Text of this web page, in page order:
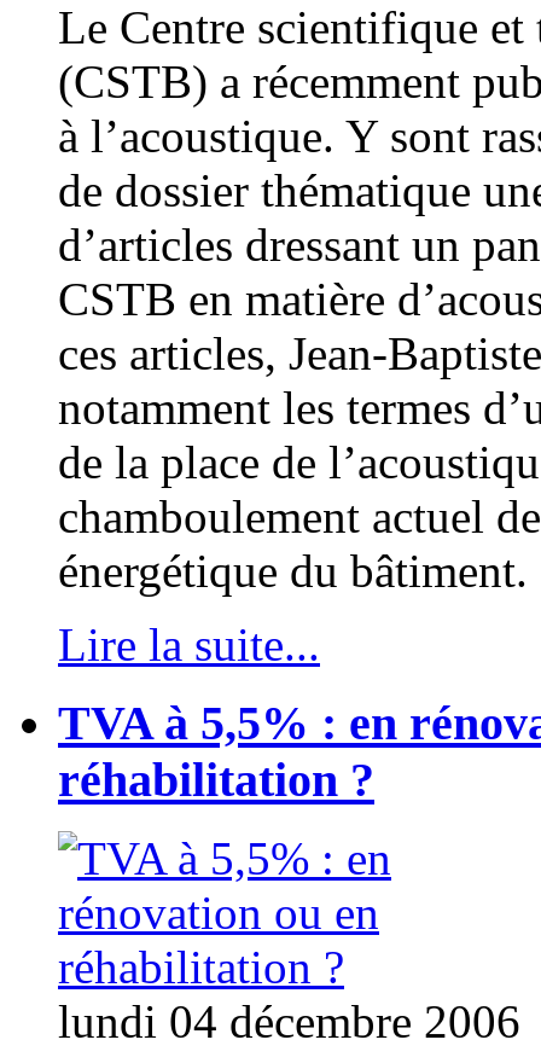
Le Centre scientifique
(CSTB) a récemment
à l’acoustique. Y sont
de dossier thématique
d’articles dressant un
CSTB en matière
ces articles, Jean-
notamment les termes
de la place de
chamboulement actuel
énergétique du bâtiment.
Lire la suite...
TVA à 5,5% : en
réhabilitation ?
lundi 04 décembre 2006